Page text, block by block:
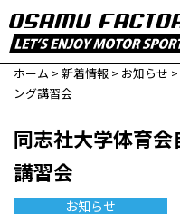
ホーム > 新着情報 > お知らせ >
ング講習会
同志社大学体育
講習会
お知らせ